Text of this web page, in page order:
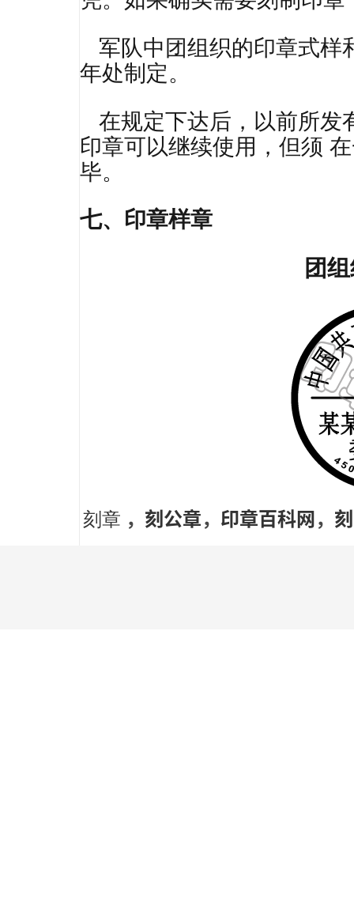
军队中团组织的印章式样
年处制定。
在规定下达后，以前所发
印章可以继续使用，但须
毕。
七、印章样章
团
刻章 ， 刻公章， 印章百科网 ，